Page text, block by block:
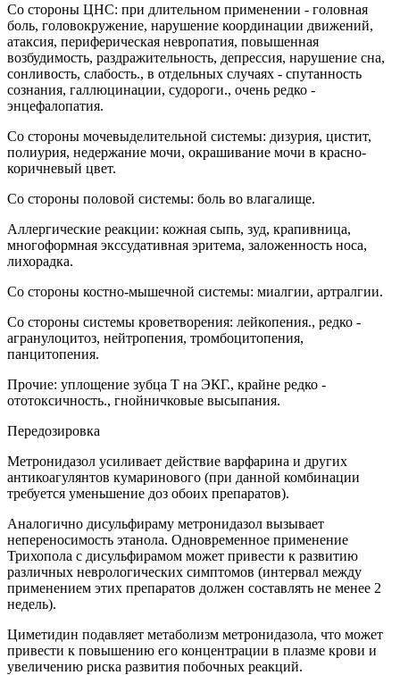
Со стороны ЦНС: при длительном применении - головная
боль, головокружение, нарушение координации движений,
атаксия, периферическая невропатия, повышенная
возбудимость, раздражительность, депрессия, нарушение сна,
сонливость, слабость., в отдельных случаях - спутанность
сознания, галлюцинации, судороги., очень редко -
энцефалопатия.
Со стороны мочевыделительной системы: дизурия, цистит,
полиурия, недержание мочи, окрашивание мочи в красно-
коричневый цвет.
Со стороны половой системы: боль во влагалище.
Аллергические реакции: кожная сыпь, зуд, крапивница,
многоформная экссудативная эритема, заложенность носа,
лихорадка.
Со стороны костно-мышечной системы: миалгии, артралгии.
Со стороны системы кроветворения: лейкопения., редко -
агранулоцитоз, нейтропения, тромбоцитопения,
панцитопения.
Прочие: уплощение зубца Т на ЭКГ., крайне редко -
ототоксичность., гнойничковые высыпания.
Передозировка
Метронидазол усиливает действие варфарина и других
антикоагулянтов кумаринового (при данной комбинации
требуется уменьшение доз обоих препаратов).
Аналогично дисульфираму метронидазол вызывает
непереносимость этанола. Одновременное применение
Трихопола с дисульфирамом может привести к развитию
различных неврологических симптомов (интервал между
применением этих препаратов должен составлять не менее 2
недель).
Циметидин подавляет метаболизм метронидазола, что может
привести к повышению его концентрации в плазме крови и
увеличению риска развития побочных реакций.